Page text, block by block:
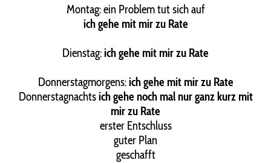
Montag: ein Problem tut sich auf
ich gehe mit mir zu Rate
Dienstag:ich gehe mit mir zu Rate
Donnerstagmorgens:ich gehe mit mir zu Rate
Donnerstagnachtsich gehe noch mal nur ganz kurz mit
mir zu Rate
erster Entschluss
guter Plan
geschafft